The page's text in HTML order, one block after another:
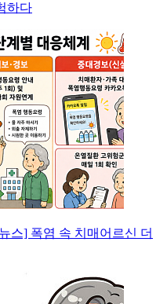
하다
스] 폭염 속 치매어르신 더